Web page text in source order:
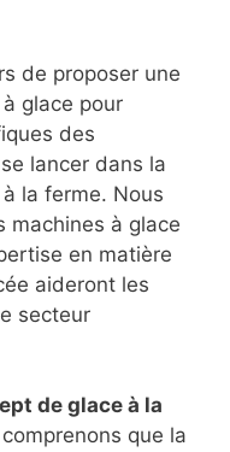
de proposer une
glace pour
des
lancer dans la
la ferme. Nous
machines à glace
en matière
aideront les
secteur
de glace à la
que la